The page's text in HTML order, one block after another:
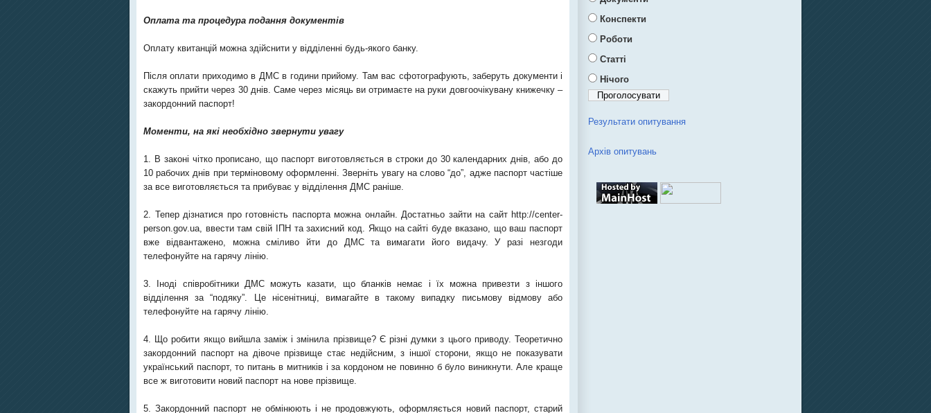
Оплата та процедура подання документів
Оплату квитанцій можна здійснити у відділенні будь-якого банку.
Після оплати приходимо в ДМС в години прийому. Там вас сфотографують, заберуть документи і
скажуть прийти через 30 днів. Саме через місяць ви отримаєте на руки довгоочікувану книжечку –
закордонний паспорт!
Моменти, на які необхідно звернути увагу
1. В законі чітко прописано, що паспорт виготовляється в строки до 30 календарних днів, або до
10 рабочих днів при терміновому оформленні. Зверніть увагу на слово “до”, адже паспорт частіше
за все виготовляється та прибуває у відділення ДМС раніше.
2. Тепер дізнатися про готовність паспорта можна онлайн. Достатньо зайти на сайт http://center-
person.gov.ua, ввести там свій ІПН та захисний код. Якщо на сайті буде вказано, що ваш паспорт
вже відвантажено, можна сміливо йти до ДМС та вимагати його видачу. У разі незгоди
телефонуйте на гарячу лінію.
3. Іноді співробітники ДМС можуть казати, що бланків немає і їх можна привезти з іншого
відділення за “подяку”. Це нісенітниці, вимагайте в такому випадку письмову відмову або
телефонуйте на гарячу лінію.
4. Що робити якщо вийшла заміж і змінила прізвище? Є різні думки з цього приводу. Теоретично
закордонний паспорт на дівоче прізвище стає недійсним, з іншої сторони, якщо не показувати
український паспорт, то питань в митників і за кордоном не повинно б було виникнути. Але краще
все ж виготовити новий паспорт на нове прізвище.
5. Закордонний паспорт не обмінюють і не продовжують, оформляється новий паспорт, старий
Конспекти
Роботи
Статті
Нічого
Результати опитування
Архів опитувань